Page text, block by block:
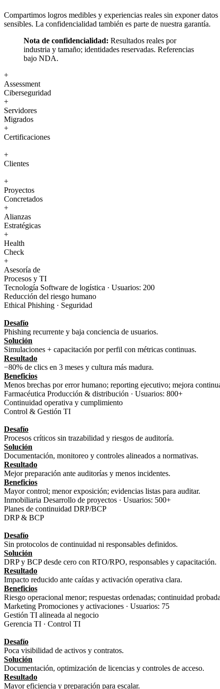
Compartimos logros medibles y experiencias reales sin exponer datos
sensibles. La confidencialidad también es parte de nuestra garantía.
Nota de confidencialidad: Resultados reales por
industria y tamaño; identidades reservadas. Referencias
bajo NDA.
+
Assessment
Ciberseguridad
+
Servidores
Migrados
+
Certificaciones
+
Clientes
+
Proyectos
Concretados
+
Alianzas
Estratégicas
+
Health
Check
+
Asesoría de
Procesos y TI
Tecnología Software de logística · Usuarios: 200
Reducción del riesgo humano
Ethical Phishing · Seguridad
Desafío
Phishing recurrente y baja conciencia de usuarios.
Solución
Simulaciones + capacitación por perfil con métricas continuas.
Resultado
−80% de clics en 3 meses y cultura más madura.
Beneficios
Menos brechas por error humano; reporting ejecutivo; mejora
Farmacéutica Producción & distribución · Usuarios: 800+
Continuidad operativa y cumplimiento
Control & Gestión TI
Desafío
Procesos críticos sin trazabilidad y riesgos de auditoría.
Solución
Documentación, monitoreo y controles alineados a normativas.
Resultado
Mejor preparación ante auditorías y menos incidentes.
Beneficios
Mayor control; menor exposición; evidencias listas para auditar.
Inmobiliaria Desarrollo de proyectos · Usuarios: 500+
Planes de continuidad DRP/BCP
DRP & BCP
Desafío
Sin protocolos de continuidad ni responsables definidos.
Solución
DRP y BCP desde cero con RTO/RPO, responsables y capacitación.
Resultado
Impacto reducido ante caídas y activación operativa clara.
Beneficios
Riesgo operacional menor; respuestas ordenadas; continuidad
Marketing Promociones y activaciones · Usuarios: 75
Gestión TI alineada al negocio
Gerencia TI · Control TI
Desafío
Poca visibilidad de activos y contratos.
Solución
Documentación, optimización de licencias y controles de acceso.
Resultado
Mayor eficiencia y preparación para escalar.